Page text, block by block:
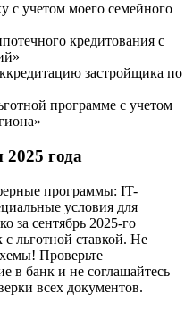
с учетом моего семейного
кредитования с
застройщика по
программе с учетом
года
программы: IT-
условия для
за сентябрь 2025-го
льготной ставкой. Не
Проверьте
в банк и не соглашайтесь
всех документов.